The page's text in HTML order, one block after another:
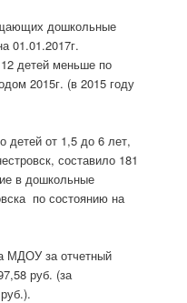
дошкольные
01.01.2017г.
детей меньше по
2015г. (в 2015 году
детей от 1,5 до 6 лет,
составило 181
в дошкольные
по состоянию на
МДОУ за отчетный
руб. (за